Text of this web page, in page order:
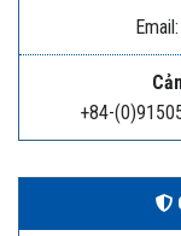
+84-